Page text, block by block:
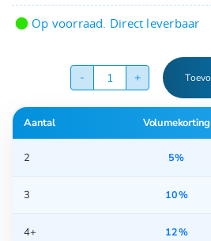
Gewaardeerd
4.50op 5
gebaseerd
2
Op voorraad. Direct leverbaar
PR-
555UV
luchtreiniger
Aantal Volumekorting
2 5%
3 10%
4+ 12%